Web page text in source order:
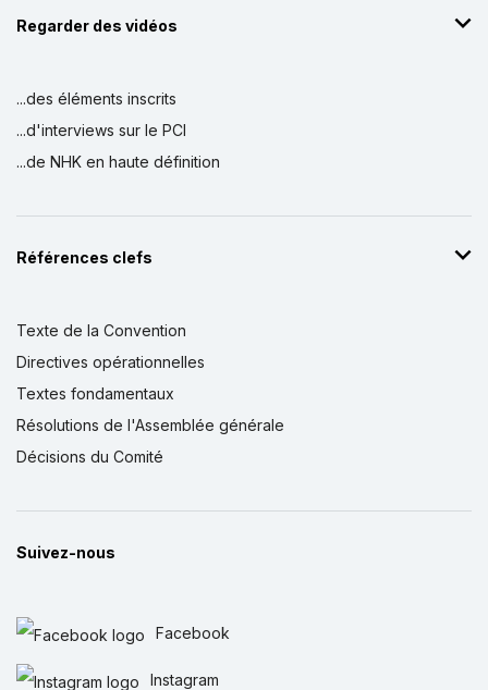
Regarder des vidéos
...des éléments inscrits
...d'interviews sur le PCI
...de NHK en haute définition
Références clefs
Texte de la Convention
Directives opérationnelles
Textes fondamentaux
Résolutions de l'Assemblée générale
Décisions du Comité
Suivez-nous
Facebook
Instagram